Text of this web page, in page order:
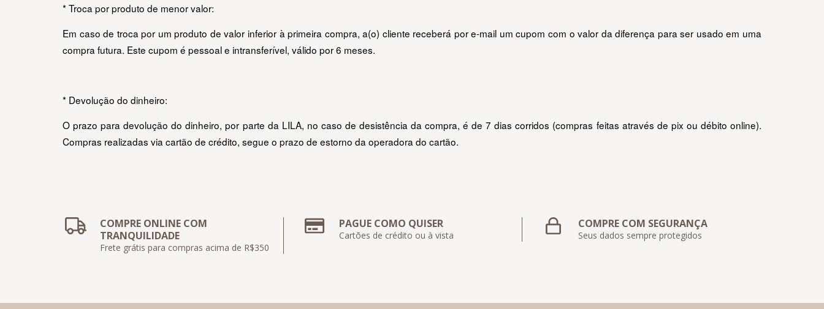
* Troca por produto de menor valor:
Em caso de troca por um produto de valor inferior à primeira compra, a(o) cliente receberá por e-mail um cupom com o valor da diferença para ser usado em uma
compra futura. Este cupom é pessoal e intransferível, válido por 6 meses.
* Devolução do dinheiro:
O prazo para devolução do dinheiro, por parte da LILA, no caso de desistência da compra, é de 7 dias corridos (compras feitas através de pix ou débito online).
Compras realizadas via cartão de crédito, segue o prazo de estorno da operadora do cartão.
COMPRE ONLINE COM
TRANQUILIDADE
Frete grátis para compras acima de R$350
PAGUE COMO QUISER
Cartões de crédito ou à vista
COMPRE COM SEGURANÇA
Seus dados sempre protegidos